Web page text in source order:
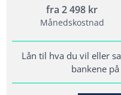
Vilkår
Du er fylt 25 år
Årsinntekt på minst
Ingen saker med
fra 2 498 kr
Månedskostnad
Lån til hva du vil eller
bankene